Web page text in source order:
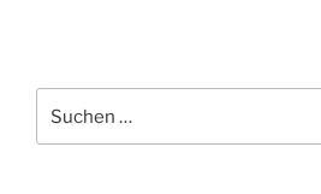
nach: